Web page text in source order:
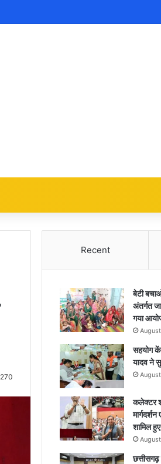
270
Recent
बेटी
अंतर्गत
गया
सहयोग
यादव ने
कलेक्टर
शामिल हुए